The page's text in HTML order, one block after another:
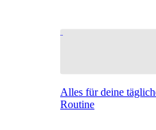
Alles für deine
Routine